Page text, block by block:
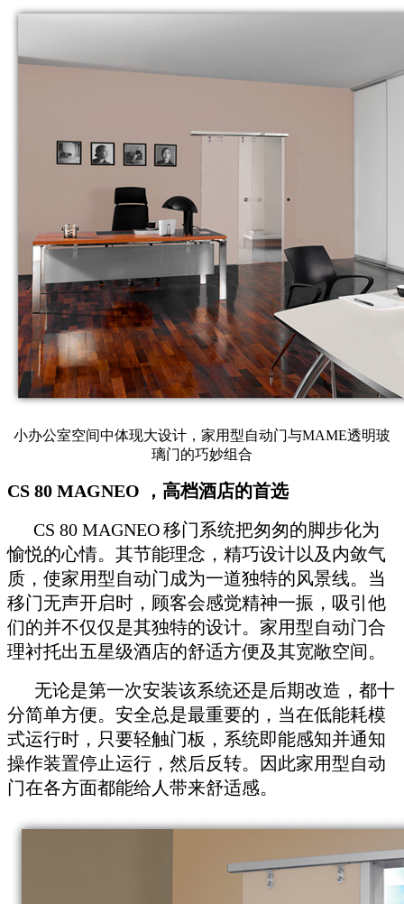
小办公室空间中体现大设计，家用型自动门与MAME透明玻
璃门的巧妙组合
CS 80 MAGNEO
，高档酒店的首选
CS 80 MAGNEO移门系统把匆匆的脚步化为
愉悦的心情。其节能理念，精巧设计以及内敛气
质，使家用型自动门成为一道独特的风景线。当
移门无声开启时，顾客会感觉精神一振，吸引他
们的并不仅仅是其独特的设计。家用型自动门合
理衬托出五星级酒店的舒适方便及其宽敞空间。
无论是第一次安装该系统还是后期改造，都十
分简单方便。安全总是最重要的，当在低能耗模
式运行时，只要轻触门板，系统即能感知并通知
操作装置停止运行，然后反转。因此家用型自动
门在各方面都能给人带来舒适感。